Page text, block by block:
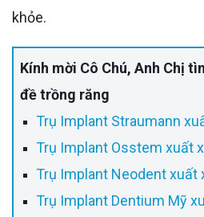
khỏe.
Kính mời Cô Chú, Anh Chị tìm hiểu thêm về chủ
đề trồng răng
Trụ Implant Straumann
Trụ Implant Osstem xuất
Trụ Implant Neodent
Trụ Implant Dentium Mỹ